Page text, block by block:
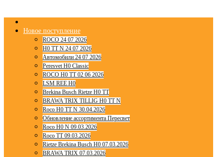
Новое поступление
ROCO 24 07 2026
H0 TT N 24 07 2026
Автомобили 24 07 2026
Peresvet H0 Classic
ROCO H0 TT 02 06 2026
LSM REE H0
Brekina Busch Rietze H0 TT
BRAWA TRIX TILLIG H0 TT N
Roco H0 TT N 30.04.2026
Обновление ассортимента Пересвет
Roco H0 N 09.03.2026
Roco TT 09.03.2026
Rietze Brekina Busch H0 07.03.2026
BRAWA TRIX 07.03.2026